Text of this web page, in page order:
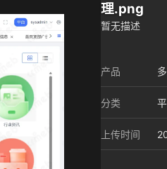
理.png
暂无描述
产品
分类
上传时间